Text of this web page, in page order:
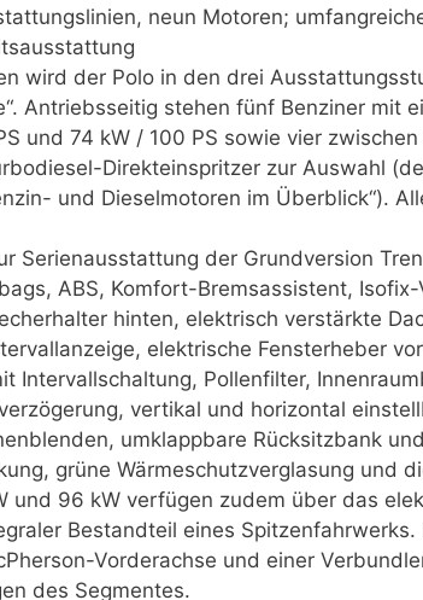
neun Motoren;
wird der Polo in den drei
Antriebsseitig stehen fünf Benziner mit
und 74 kW / 100 PS sowie vier
Direkteinspritzer zur Auswahl
und Dieselmotoren im Überblick“).
Serienausstattung der Grundversion
ABS, Komfort-Bremsassistent,
hinten, elektrisch verstärkte
elektrische Fensterheber
Intervallschaltung, Pollenfilter,
vertikal und horizontal
umklappbare Rücksitzbank
grüne Wärmeschutzverglasung und
und 96 kW verfügen zudem über das
Bestandteil eines
Vorderachse und einer
des Segmentes.